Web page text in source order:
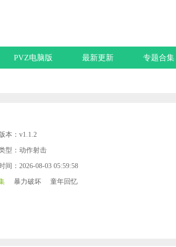
PVZ电脑版 最新更新 专题合集
本：v1.1.2
型：动作射击
间：2026-08-03 05:59:58
暴力破坏 童年回忆